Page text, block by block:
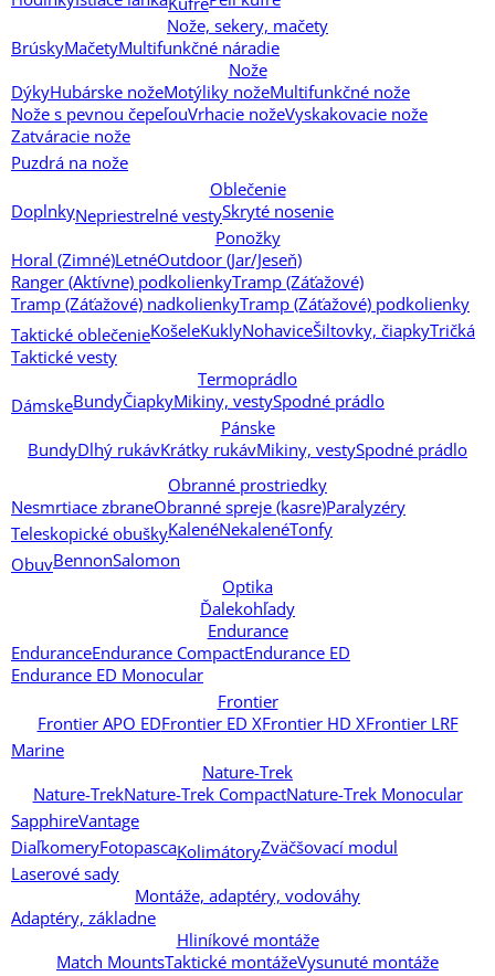
Nože, sekery, mačety
BrúskyMačetyMultifunkčné náradie
Nože
DýkyHubárske nožeMotýliky nožeMultifunkčné nože
Nože s pevnou čepeľouVrhacie nožeVyskakovacie nože
Zatváracie nože
Puzdrá na nože
Oblečenie
DoplnkyNepriestrelné vestySkryté nosenie
Ponožky
Horal (Zimné)LetnéOutdoor (Jar/Jeseň)
Ranger (Aktívne) podkolienkyTramp (Záťažové)
Tramp (Záťažové) nadkolienkyTramp (Záťažové) podkolienky
Taktické oblečenieKošeleKuklyNohaviceŠiltovky, čiapkyTričká
Taktické vesty
Termoprádlo
DámskeBundyČiapkyMikiny, vestySpodné prádlo
Pánske
BundyDlhý rukávKrátky rukávMikiny, vestySpodné prádlo
Obranné prostriedky
Nesmrtiace zbraneObranné spreje (kasre)Paralyzéry
Teleskopické obuškyKalenéNekalenéTonfy
ObuvBennonSalomon
Optika
Ďalekohľady
Endurance
EnduranceEndurance CompactEndurance ED
Endurance ED Monocular
Frontier
Frontier APO EDFrontier ED XFrontier HD XFrontier LRF
Marine
Nature-Trek
Nature-TrekNature-Trek CompactNature-Trek Monocular
SapphireVantage
DiaľkomeryFotopascaKolimátoryZväčšovací modul
Laserové sady
Montáže, adaptéry, vodováhy
Adaptéry, základne
Hliníkové montáže
Match MountsTaktické montážeVysunuté montáže